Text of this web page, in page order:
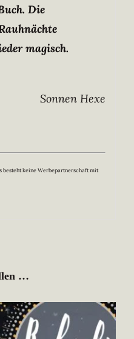
Die
magisch.
Sonnen Hexe
besteht keine Werbepartnerschaft mit
…